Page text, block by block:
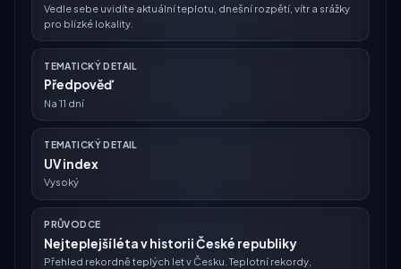
Vedle sebe uvidíte aktuální teplotu, dnešní rozpětí, vítr a srážky
pro blízké lokality.
TEMATICKÝ DETAIL
Předpověď
Na 11 dní
TEMATICKÝ DETAIL
UV index
Vysoký
PRŮVODCE
Nejteplejší léta v historii České republiky
Přehled rekordně teplých let v Česku. Teplotní rekordy,